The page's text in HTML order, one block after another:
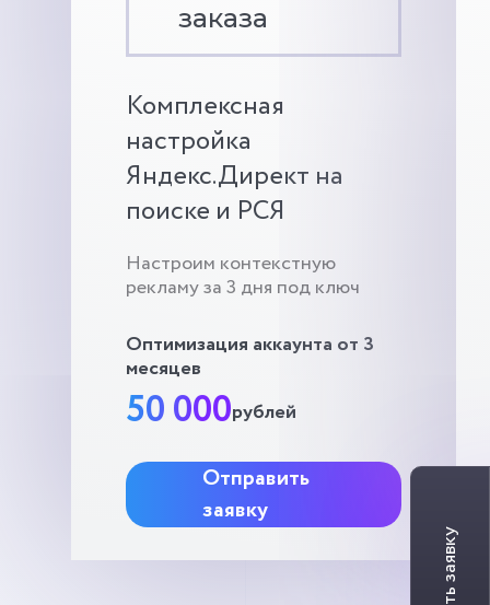
заказа
Комплексная
настройка
Яндекс.Директ на
поиске и РСЯ
Настроим контекстную
рекламу за 3 дня под ключ
Оптимизация аккаунта от 3
месяцев
50 000рублей
Отправить
заявку